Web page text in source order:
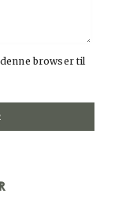
browser til